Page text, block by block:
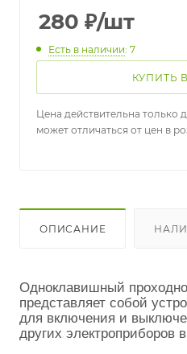
280 ₽/шт
Есть в наличии: 7
КУПИТЬ
Цена действительна только
может отличаться от цен в
ОПИСАНИЕ
Одноклавишный
представляет собой
для включения и
других электроприборов